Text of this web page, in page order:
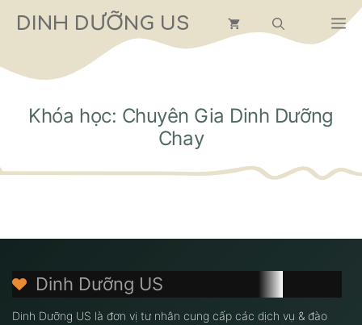
đến
dung
DINH DƯỠNG US
Khóa học: Chuyên Gia Dinh Dưỡng
Chay
Dinh Dưỡng US
Dinh Dưỡng US là đơn vị tư nhân cung cấp các dịch vụ & đào